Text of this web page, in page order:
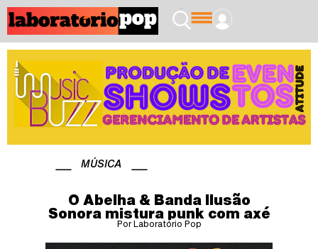
MÚSICA
O Abelha & Banda Ilusão
Sonora mistura punk com axé
Por Laboratório Pop